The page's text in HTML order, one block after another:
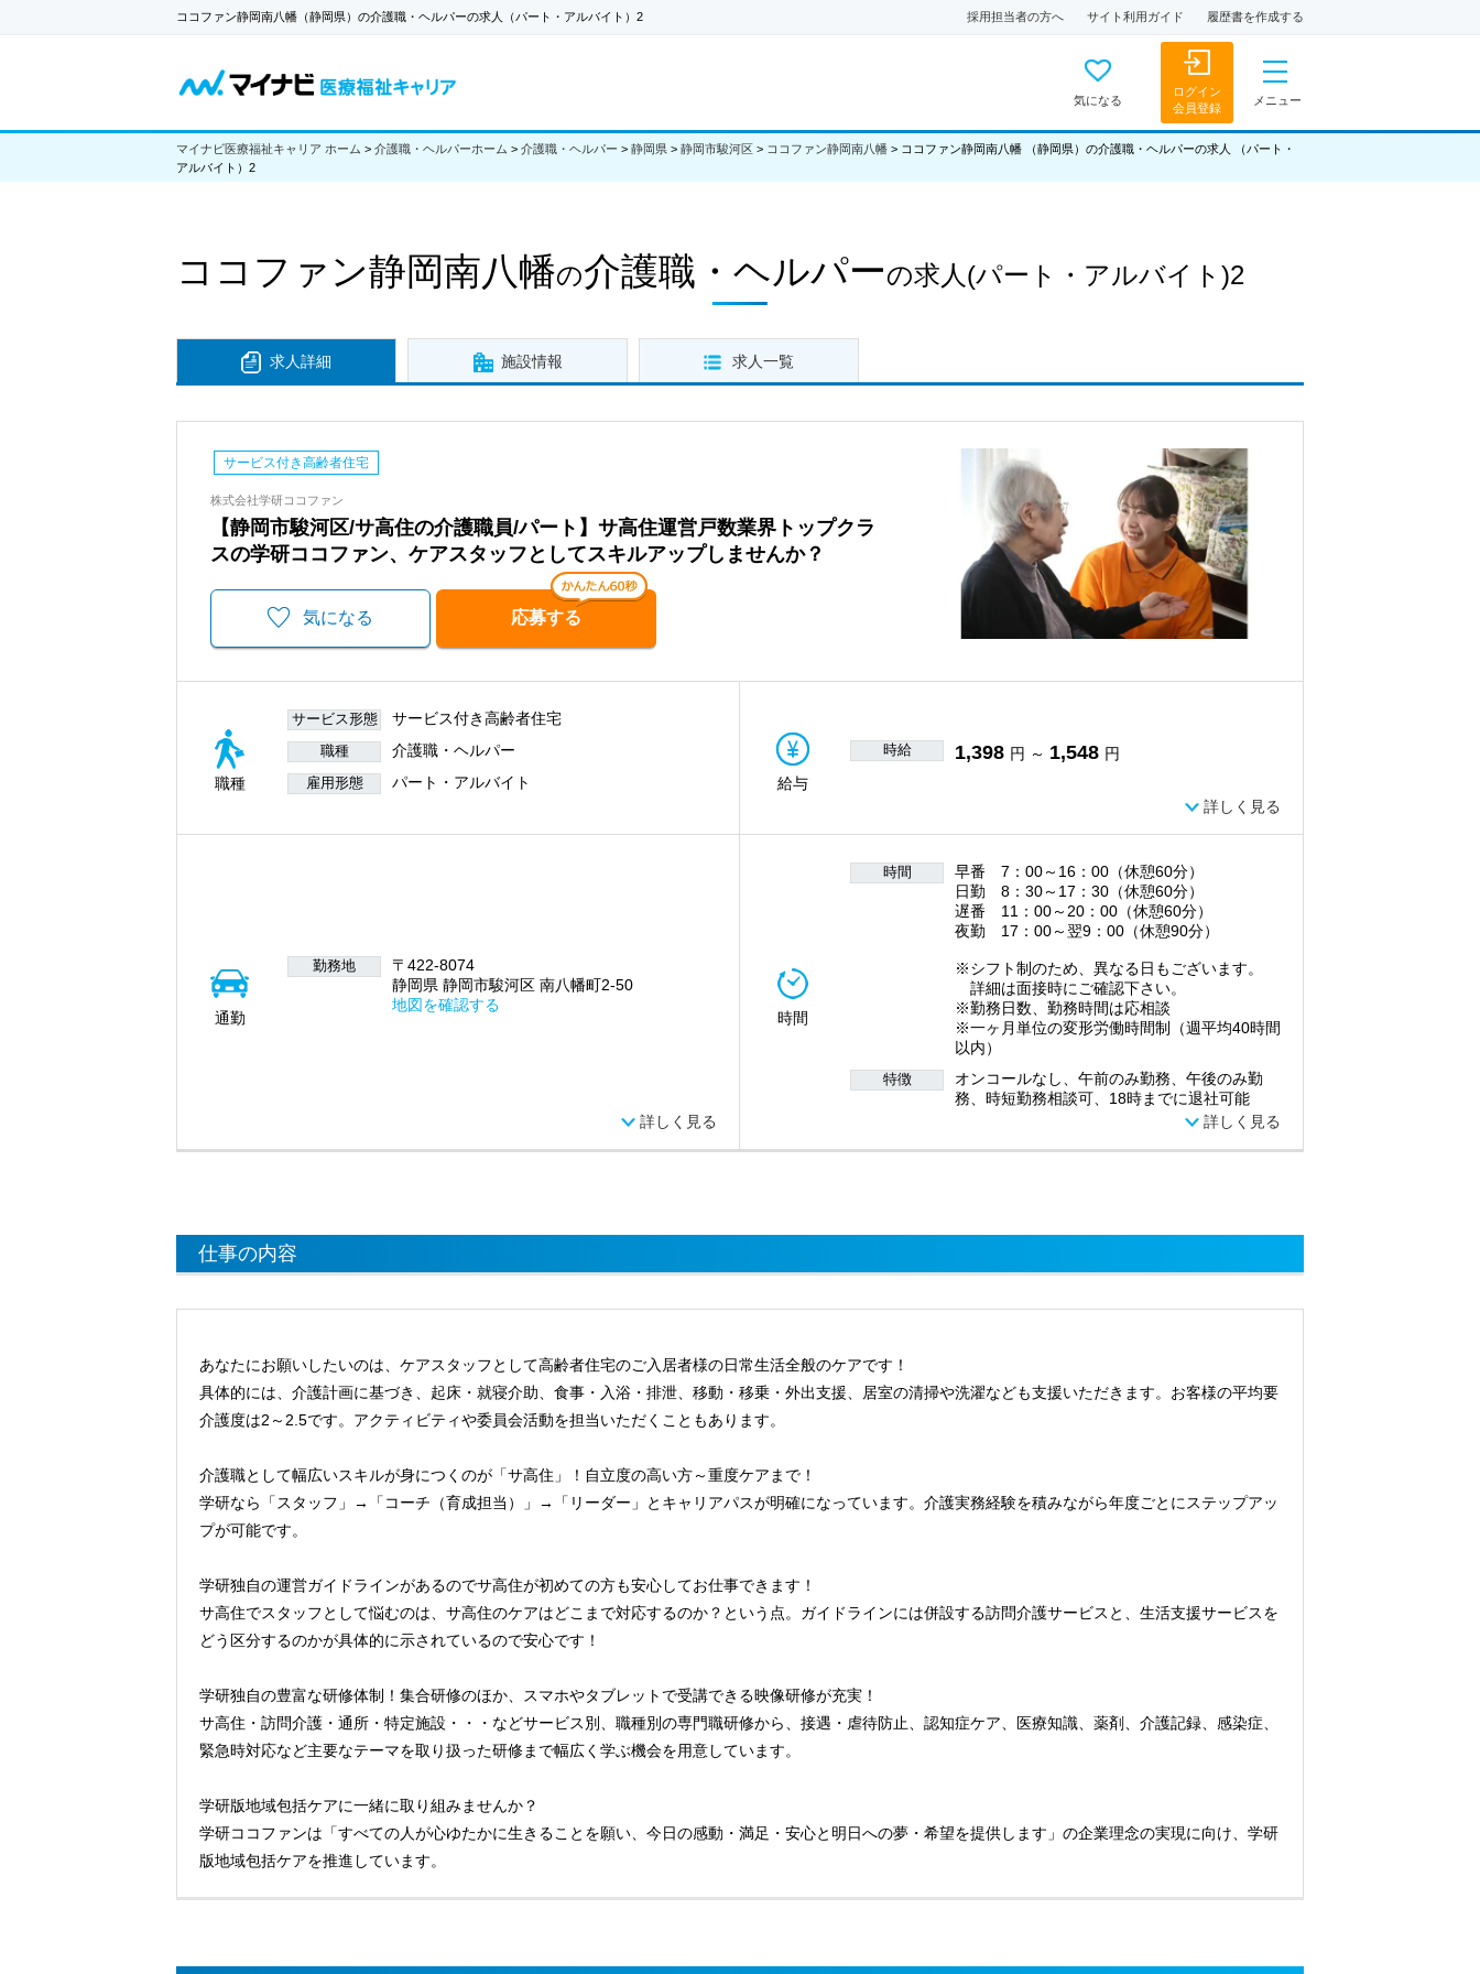
ココファン静岡南八幡（静岡県）の介護職・ヘルパーの求人（パート・アルバイト）2 採用担当者の方へ サイト利用ガイド 履歴書を作成する
気になる
ログイン
会員登録
メニュー
マイナビ医療福祉キャリア ホーム > 介護職・ヘルパーホーム > 介護職・ヘルパー > 静岡県 > 静岡市駿河区 > ココファン静岡南八幡 > ココファン静岡南八幡 （静岡県）の介護職・ヘルパーの求人 （パート・
アルバイト）2
ココファン静岡南八幡の介護職・ヘルパーの求人 (パート・アルバイト)2
求人詳細 施設情報 求人一覧
サービス付き高齢者住宅
株式会社学研ココファン
【静岡市駿河区/サ高住の介護職員/パート】サ高住運営戸数業界トップクラ
スの学研ココファン、ケアスタッフとしてスキルアップしませんか？
気になる 応募する
職種
サービス形態 サービス付き高齢者住宅
職種 介護職・ヘルパー
雇用形態 パート・アルバイト 給与
時給 1,398 円 ～ 1,548 円
詳しく見る
通勤
勤務地
〒422-8074
静岡県 静岡市駿河区 南八幡町2-50
地図を確認する
詳しく見る
時間
時間
早番 7：00～16：00（休憩60分）
日勤 8：30～17：30（休憩60分）
遅番 11：00～20：00（休憩60分）
夜勤 17：00～翌9：00（休憩90分）
※シフト制のため、異なる日もございます。
詳細は面接時にご確認下さい。
※勤務日数、勤務時間は応相談
※一ヶ月単位の変形労働時間制（週平均40時間
以内）
特徴
オンコールなし、午前のみ勤務、午後のみ勤
務、時短勤務相談可、18時までに退社可能
詳しく見る
仕事の内容
あなたにお願いしたいのは、ケアスタッフとして高齢者住宅のご入居者様の日常生活全般のケアです！
具体的には、介護計画に基づき、起床・就寝介助、食事・入浴・排泄、移動・移乗・外出支援、居室の清掃や洗濯なども支援いただきます。お客様の平均要
介護度は2～2.5です。アクティビティや委員会活動を担当いただくこともあります。
介護職として幅広いスキルが身につくのが「サ高住」！自立度の高い方～重度ケアまで！
学研なら「スタッフ」→「コーチ（育成担当）」→「リーダー」とキャリアパスが明確になっています。介護実務経験を積みながら年度ごとにステップアッ
プが可能です。
学研独自の運営ガイドラインがあるのでサ高住が初めての方も安心してお仕事できます！
サ高住でスタッフとして悩むのは、サ高住のケアはどこまで対応するのか？という点。ガイドラインには併設する訪問介護サービスと、生活支援サービスを
どう区分するのかが具体的に示されているので安心です！
学研独自の豊富な研修体制！集合研修のほか、スマホやタブレットで受講できる映像研修が充実！
サ高住・訪問介護・通所・特定施設・・・などサービス別、職種別の専門職研修から、接遇・虐待防止、認知症ケア、医療知識、薬剤、介護記録、感染症、
緊急時対応など主要なテーマを取り扱った研修まで幅広く学ぶ機会を用意しています。
学研版地域包括ケアに一緒に取り組みませんか？
学研ココファンは「すべての人が心ゆたかに生きることを願い、今日の感動・満足・安心と明日への夢・希望を提供します」の企業理念の実現に向け、学研
版地域包括ケアを推進しています。